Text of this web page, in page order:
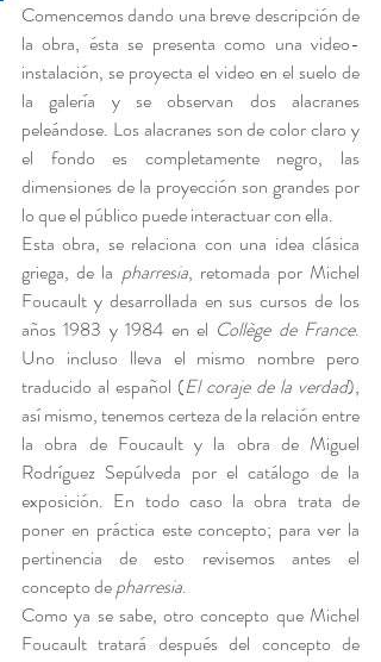
Comencemos dando una breve descripción de
la obra, ésta se presenta como una video-
instalación, se proyecta el video en el suelo de
la galería y se observan dos alacranes
peleándose. Los alacranes son de color claro y
el fondo es completamente negro, las
dimensiones de la proyección son grandes por
lo que el público puede interactuar con ella.
Esta obra, se relaciona con una idea clásica
griega, de la pharresia, retomada por Michel
Foucault y desarrollada en sus cursos de los
años 1983 y 1984 en el Collège de France.
Uno incluso lleva el mismo nombre pero
traducido al español (El coraje de la verdad),
así mismo, tenemos certeza de la relación entre
la obra de Foucault y la obra de Miguel
Rodríguez Sepúlveda por el catálogo de la
exposición. En todo caso la obra trata de
poner en práctica este concepto; para ver la
pertinencia de esto revisemos antes el
concepto de pharresia.
Como ya se sabe, otro concepto que Michel
Foucault tratará después del concepto de